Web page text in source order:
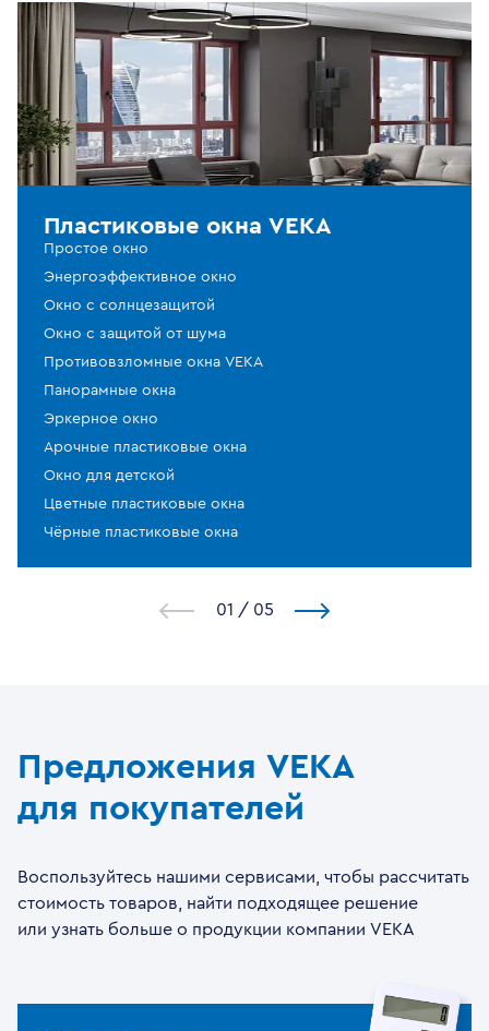
Пластиковые окна VEKA
Простое окно
Энергоэффективное окно
Окно с солнцезащитой
Окно с защитой от шума
Противовзломные окна VEKA
Панорамные окна
Эркерное окно
Арочные пластиковые окна
Окно для детской
Цветные пластиковые окна
Чёрные пластиковые окна
1 / 5
Предложения VEKA
для покупателей
Воспользуйтесь нашими сервисами, чтобы рассчитать
стоимость товаров, найти подходящее решение
или узнать больше о продукции компании VEKA